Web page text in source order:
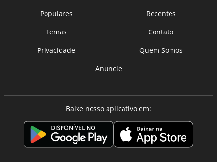
Populares
Recentes
Temas
Contato
Privacidade
Quem Somos
Anuncie
Baixe nosso aplicativo em: